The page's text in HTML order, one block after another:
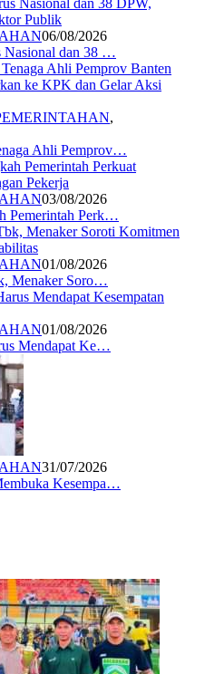
06/08/2026
Nasional dan 38 …
,
Ahli Pemprov…
03/08/2026
Pemerintah Perk…
01/08/2026
Menaker Soro…
01/08/2026
Mendapat Ke…
31/07/2026
Kesempa…